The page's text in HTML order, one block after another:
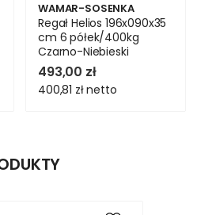
WAMAR-SOSENKA
Regał Helios 196x090x35
cm 6 półek/400kg
Czarno-Niebieski
493,00 zł
400,81 złnetto